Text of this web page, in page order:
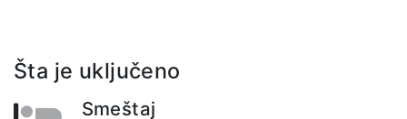
Šta je uključeno
Smeštaj